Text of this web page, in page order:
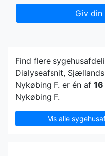
Giv din
Find flere
Dialyseafsnit,
Nykøbing F. er én af 16
Nykøbing F.
Vis alle